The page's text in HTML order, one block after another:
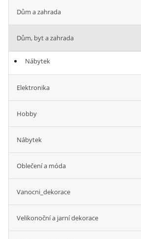
Dům a zahrada
Dům, byt a zahrada
Nábytek
Elektronika
Hobby
Nábytek
Oblečení a móda
Vanocni_dekorace
Velikonoční a jarní dekorace